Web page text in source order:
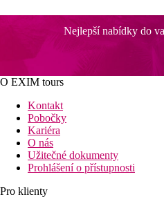
Nejlepší nabídky do
O EXIM tours
Kontakt
Pobočky
Kariéra
O nás
Užitečné dokumenty
Prohlášení o přístupnosti
Pro klienty